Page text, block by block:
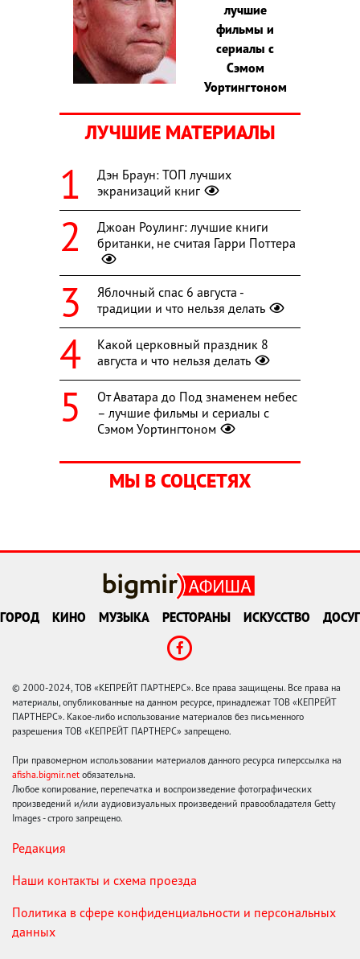
лучшие
фильмы и
сериалы с
Сэмом
Уортингтоном
ЛУЧШИЕ МАТЕРИАЛЫ
Дэн Браун: ТОП лучших
экранизаций книг
Джоан Роулинг: лучшие книги
британки, не считая Гарри Поттера
Яблочный спас 6 августа -
традиции и что нельзя делать
Какой церковный праздник 8
августа и что нельзя делать
От Аватара до Под знаменем небес
– лучшие фильмы и сериалы с
Сэмом Уортингтоном
МЫ В СОЦСЕТЯХ
ГОРОД КИНО МУЗЫКА РЕСТОРАНЫ ИСКУССТВО ДОСУГ
© 2000-2024, ТОВ «КЕПРЕЙТ ПАРТНЕРС». Все права защищены. Все права на
материалы, опубликованные на данном ресурсе, принадлежат ТОВ «КЕПРЕЙТ
ПАРТНЕРС». Какое-либо использование материалов без письменного
разрешения ТОВ «КЕПРЕЙТ ПАРТНЕРС» запрещено.
При правомерном использовании материалов данного ресурса гиперссылка на
afisha.bigmir.net обязательна.
Любое копирование, перепечатка и воспроизведение фотографических
произведений и/или аудиовизуальных произведений правообладателя Getty
Images - строго запрещено.
Редакция
Наши контакты и схема проезда
Политика в сфере конфиденциальности и персональных
данных